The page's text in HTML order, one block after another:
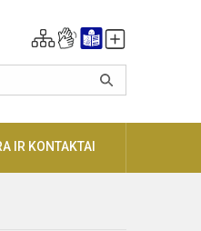
IR KONTAKTAI